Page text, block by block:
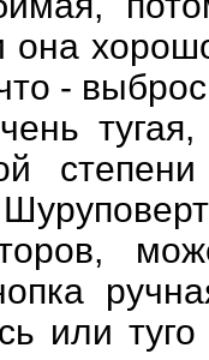
она
-
степени
или